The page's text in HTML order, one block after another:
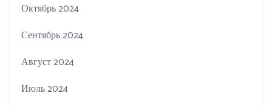
Октябрь 2024
Сентябрь 2024
Август 2024
Июль 2024